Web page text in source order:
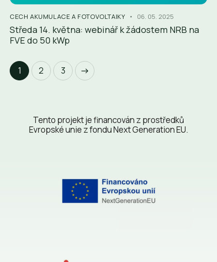
CECH AKUMULACE A FOTOVOLTAIKY 06. 05. 2025
Středa 14. května: webinář k žádostem NRB na
FVE do 50 kWp
1 2 3
Tento projekt je financován z prostředků
Evropské unie z fondu Next Generation EU.